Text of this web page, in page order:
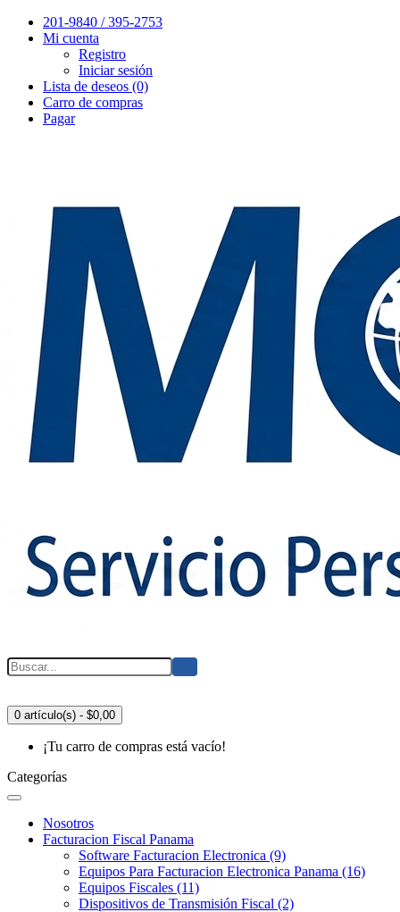
201-9840 / 395-2753
Mi cuenta
Registro
Iniciar sesión
Lista de deseos (0)
Carro de compras
Pagar
0 artículo(s) - $0,00
¡Tu carro de compras está vacío!
Categorías
Nosotros
Facturacion Fiscal Panama
Software Facturacion Electronica (9)
Equipos Para Facturacion Electronica Panama (16)
Equipos Fiscales (11)
Dispositivos de Transmisión Fiscal (2)